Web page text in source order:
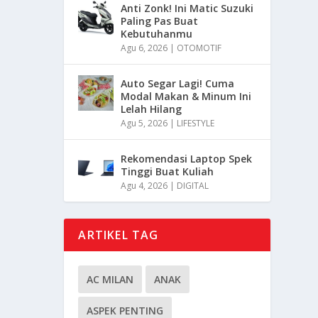
Anti Zonk! Ini Matic Suzuki
Paling Pas Buat
Kebutuhanmu
Agu 6, 2026 | OTOMOTIF
Auto Segar Lagi! Cuma
Modal Makan & Minum Ini
Lelah Hilang
Agu 5, 2026 | LIFESTYLE
Rekomendasi Laptop Spek
Tinggi Buat Kuliah
Agu 4, 2026 | DIGITAL
ARTIKEL TAG
AC MILAN ANAK
ASPEK PENTING